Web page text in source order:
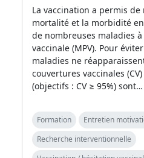
La vaccination a permis
mortalité et la morbidité
de nombreuses maladies
vaccinale (MPV). Pour
maladies ne
couvertures vaccinales
(objectifs : CV ≥ 95%) sont…
Formation
Entretien
Recherche interventionnelle